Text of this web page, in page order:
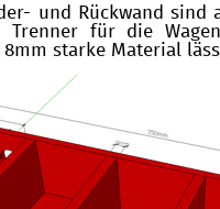
und Rückwand sind
Trenner für die
8mm starke Material